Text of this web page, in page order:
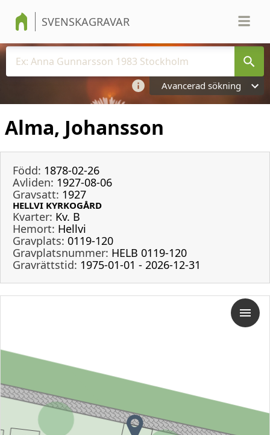
SVENSKAGRAVAR
Avancerad sökning
Alma, Johansson
Född: 1878-02-26
Avliden: 1927-08-06
Gravsatt: 1927
HELLVI KYRKOGÅRD
Kvarter: Kv. B
Hemort: Hellvi
Gravplats: 0119-120
Gravplatsnummer: HELB 0119-120
Gravrättstid: 1975-01-01 - 2026-12-31